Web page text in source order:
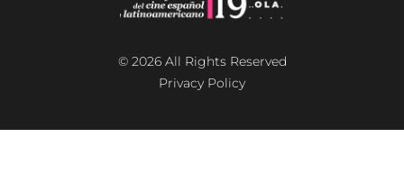
© 2026 All Rights Reserved
Privacy Policy